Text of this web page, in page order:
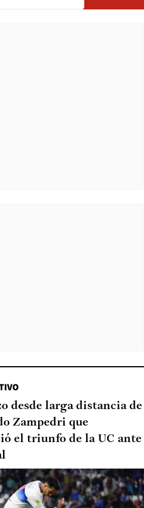
desde larga distancia de
Zampedri que
el triunfo de la UC ante